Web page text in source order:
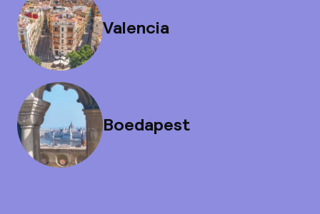
Valencia
Boedapest